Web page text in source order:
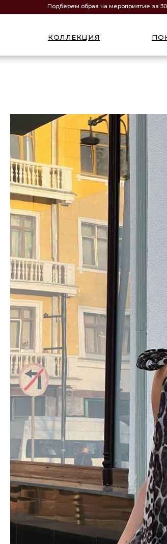
Подберем образ на мероприятие за 30 минут